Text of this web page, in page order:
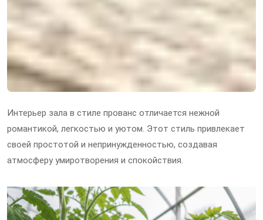
Интерьер зала в стиле прованс отличается нежной
романтикой, легкостью и уютом. Этот стиль привлекает
своей простотой и непринужденностью, создавая
атмосферу умиротворения и спокойствия.